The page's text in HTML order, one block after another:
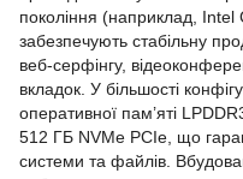
покоління (наприклад,
забезпечують стабільну
веб-серфінгу,
вкладок. У більшості
оперативної пам’яті
512 ГБ NVMe PCIe, що
системи та файлів.